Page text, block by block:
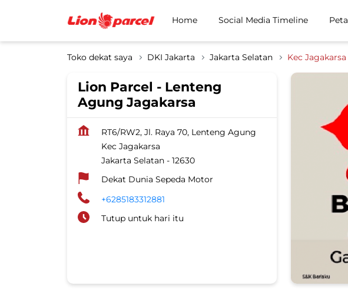
Home Social Media Timeline Peta
Toko dekat saya DKI Jakarta Jakarta Selatan Kec Jagakarsa
Lion Parcel - Lenteng
Agung Jagakarsa
RT6/RW2, Jl. Raya 70, Lenteng Agung
Kec Jagakarsa
Jakarta Selatan - 12630
Dekat Dunia Sepeda Motor
+6285183312881
Tutup untuk hari itu